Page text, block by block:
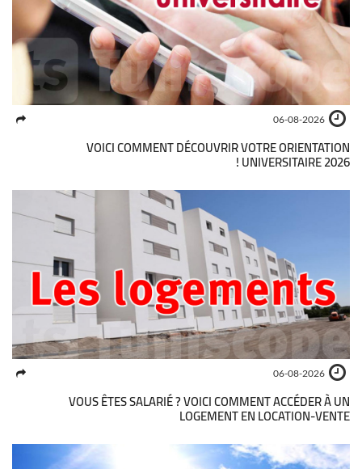
06-08-2026
VOICI COMMENT DÉCOUVRIR VOTRE ORIENTATION
UNIVERSITAIRE 2026 !
06-08-2026
VOUS ÊTES SALARIÉ ? VOICI COMMENT ACCÉDER À UN
LOGEMENT EN LOCATION-VENTE